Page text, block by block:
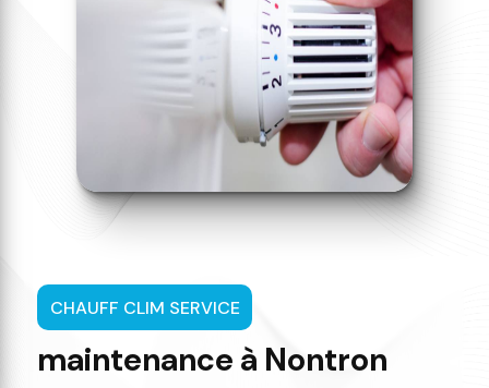
CHAUFF CLIM SERVICE
maintenance à Nontron